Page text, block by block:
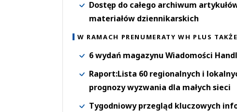
Dostęp do całego archiwum
materiałów dziennikarskich
W RAMACH PRENUMERATY WH PLUS
6 wydań magazynu Wiadomości
Raport:Lista 60 regionalnych i
prognozy wyzwania dla małych sieci
Tygodniowy przegląd kluczowych